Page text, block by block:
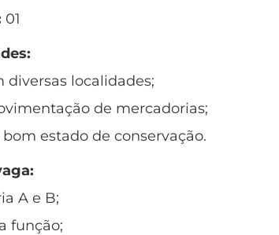
01
diversas localidades;
de mercadorias;
estado de conservação.
A e B;
função;